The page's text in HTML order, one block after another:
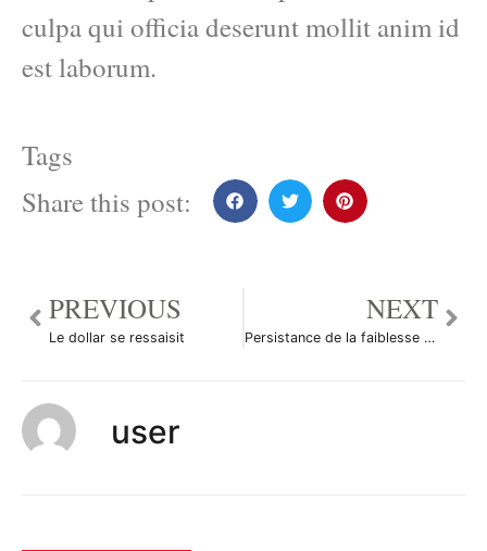
culpa qui officia deserunt mollit anim id
est laborum.
Tags
Share this post:
PREVIOUS
Le dollar se ressaisit
NEXT
Persistance de la faiblesse du billet vert
user